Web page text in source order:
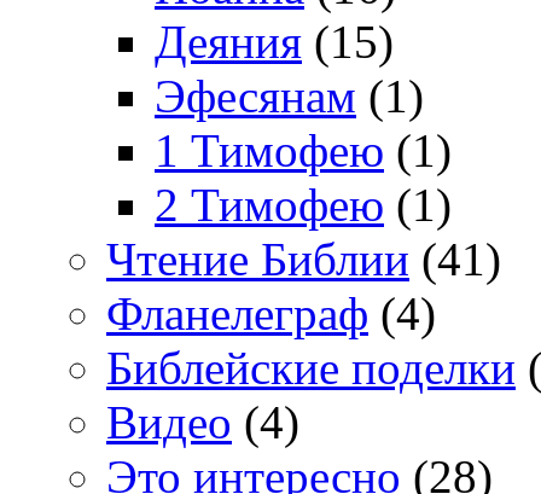
Деяния (15)
Эфесянам (1)
1 Тимофею (1)
2 Тимофею (1)
Чтение Библии (41)
Фланелеграф (4)
Библейские поделки
Видео (4)
Это интересно (28)